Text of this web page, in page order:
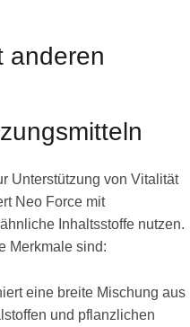
anderen
Unterstützung von Vitalität
Neo Force mit
Inhaltsstoffe nutzen.
Merkmale sind:
eine breite Mischung aus
und pflanzlichen